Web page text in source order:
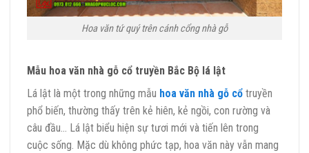
Hoa văn tứ quý trên cánh cổng nhà gỗ
Mẫu hoa văn nhà gỗ cổ truyền Bắc Bộ lá lật
Lá lật là một trong những mẫu hoa văn nhà gỗ cổ truyền
phổ biến, thường thấy trên kẻ hiên, kẻ ngồi, con rường và
câu đầu… Lá lật biểu hiện sự tươi mới và tiến lên trong
cuộc sống. Mặc dù không phức tạp, hoa văn này vẫn mang